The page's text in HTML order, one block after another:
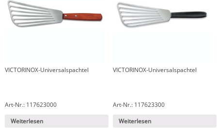
VICTORINOX-Universalspachtel
Art-Nr.: 117623000
Weiterlesen
VICTORINOX-Universalspachtel
Art-Nr.: 117623300
Weiterlesen